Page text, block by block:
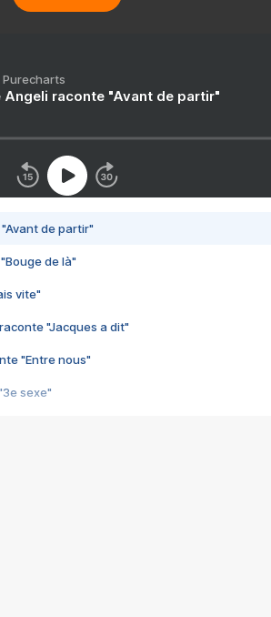
Purecharts
Angeli raconte "Avant de partir"
"Avant de partir"
de là"
vite"
"Jacques a dit"
"Entre nous"
sexe"